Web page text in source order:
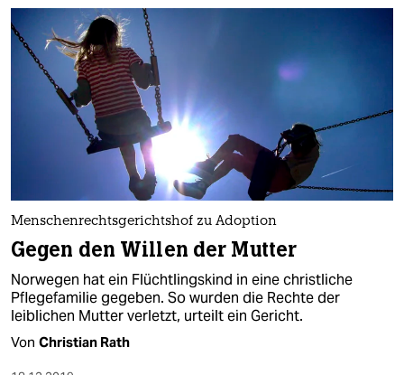
Menschenrechtsgerichtshof zu Adoption
Gegen den Willen der Mutter
Norwegen hat ein Flüchtlingskind in eine christliche
Pflegefamilie gegeben. So wurden die Rechte der
leiblichen Mutter verletzt, urteilt ein Gericht.
Von Christian Rath